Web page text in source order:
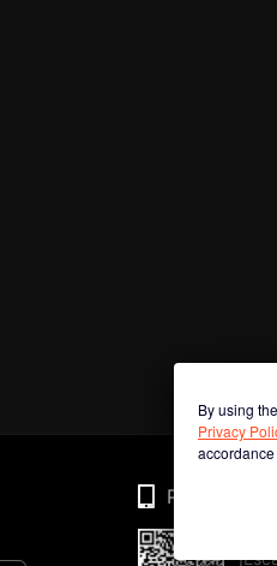
By using
Privacy
Phone